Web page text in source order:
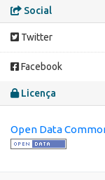
Social
Twitter
Facebook
Licença
Open Data